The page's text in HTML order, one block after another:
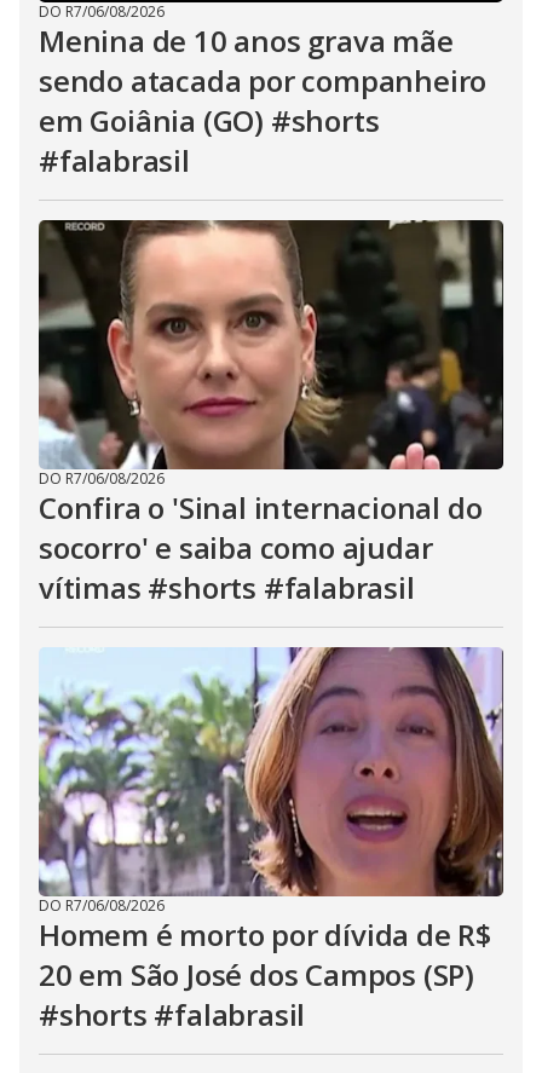
DO R7/06/08/2026
Menina de 10 anos grava mãe
sendo atacada por companheiro
em Goiânia (GO) #shorts
#falabrasil
DO R7/06/08/2026
Confira o 'Sinal internacional do
socorro' e saiba como ajudar
vítimas #shorts #falabrasil
DO R7/06/08/2026
Homem é morto por dívida de R$
20 em São José dos Campos (SP)
#shorts #falabrasil